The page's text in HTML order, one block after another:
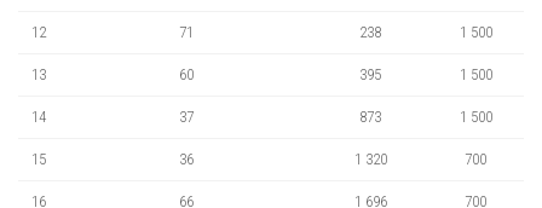
12 71 238 1 500
13 60 395 1 500
14 37 873 1 500
15 36 1 320 700
16 66 1 696 700